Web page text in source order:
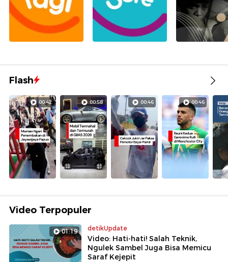
Flash
00:42 00:58 00:46 00:46
Video Terpopuler
01:19 detikUpdate
Video: Hati-hati! Salah Teknik,
Ngulek Sambel Juga Bisa Memicu
Saraf Kejepit